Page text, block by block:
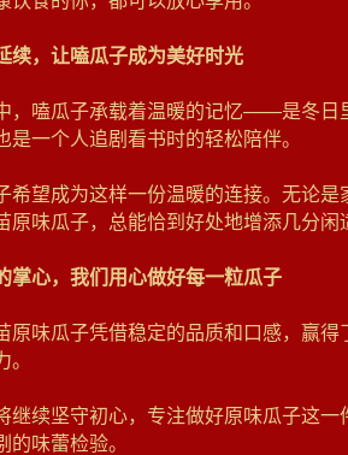
续，让嗑瓜子成为美好时光
嗑瓜子承载着温暖的记忆——是冬日
是一个人追剧看书时的轻松陪伴。
望成为这样一份温暖的连接。无论是
原味瓜子，总能恰到好处地增添几分闲
掌心，我们用心做好每一粒瓜子
味瓜子凭借稳定的品质和口感，赢得
续坚守初心，专注做好原味瓜子这一
的味蕾检验。